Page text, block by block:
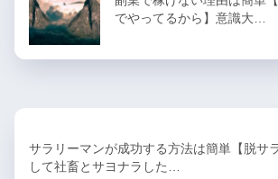
でやってるから】意識大…
サラリーマンが成功する方法は簡単【脱サ
して社畜とサヨナラした…